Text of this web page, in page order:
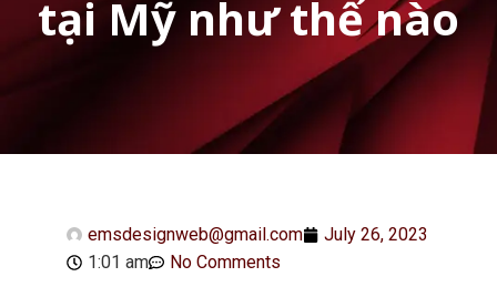
tại Mỹ như thế nào
emsdesignweb@gmail.com
July 26, 2023
1:01 am
No Comments